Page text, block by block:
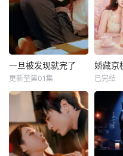
一旦被发现就完了
更新至第01集
娇藏京
已完结